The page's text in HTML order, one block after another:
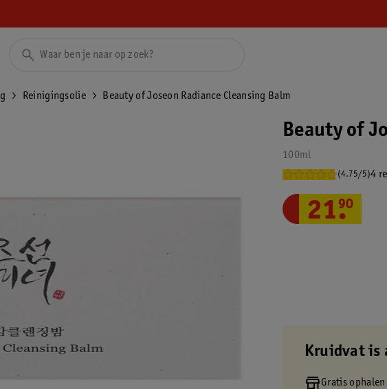
Reinigingsolie Beauty of Joseon Radiance Cleansing Balm
Beauty of
100ml
(4.75/5)4
21.
90
Kruidvat is
Gratis